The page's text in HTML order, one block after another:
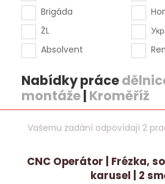
Brigáda
ŽL
Absolvent
Nabídky práce
montáže| Kroměříž
Vašemu zadání odpovídají 2
CNC Operátor | Frézka,
karusel | 2